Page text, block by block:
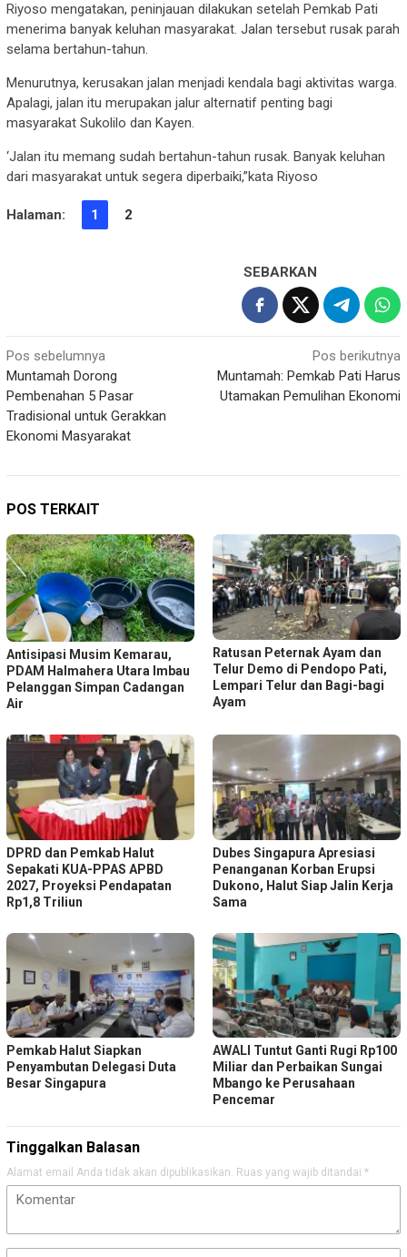
Riyoso mengatakan, peninjauan dilakukan setelah Pemkab Pati
menerima banyak keluhan masyarakat. Jalan tersebut rusak parah
selama bertahun-tahun.
Menurutnya, kerusakan jalan menjadi kendala bagi aktivitas warga.
Apalagi, jalan itu merupakan jalur alternatif penting bagi
masyarakat Sukolilo dan Kayen.
‘Jalan itu memang sudah bertahun-tahun rusak. Banyak keluhan
dari masyarakat untuk segera diperbaiki,”kata Riyoso
Halaman: 1 2
SEBARKAN
Navigasi
pos
Pos sebelumnya
Muntamah Dorong
Pembenahan 5 Pasar
Tradisional untuk Gerakkan
Ekonomi Masyarakat
Pos berikutnya
Muntamah: Pemkab Pati Harus
Utamakan Pemulihan Ekonomi
POS TERKAIT
Antisipasi Musim Kemarau,
PDAM Halmahera Utara Imbau
Pelanggan Simpan Cadangan
Air
Ratusan Peternak Ayam dan
Telur Demo di Pendopo Pati,
Lempari Telur dan Bagi-bagi
Ayam
DPRD dan Pemkab Halut
Sepakati KUA-PPAS APBD
2027, Proyeksi Pendapatan
Rp1,8 Triliun
Dubes Singapura Apresiasi
Penanganan Korban Erupsi
Dukono, Halut Siap Jalin Kerja
Sama
Pemkab Halut Siapkan
Penyambutan Delegasi Duta
Besar Singapura
AWALI Tuntut Ganti Rugi Rp100
Miliar dan Perbaikan Sungai
Mbango ke Perusahaan
Pencemar
Tinggalkan Balasan
Alamat email Anda tidak akan dipublikasikan. Ruas yang wajib ditandai *